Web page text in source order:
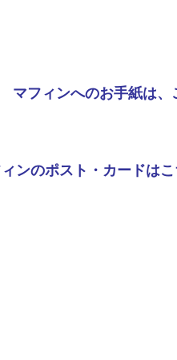
マフィンへのお手紙は、
ンのポスト・カードはこ